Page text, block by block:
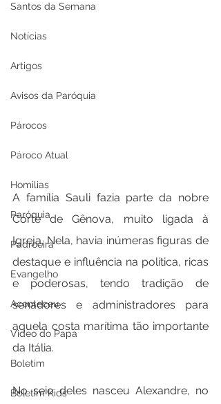
Santos da Semana
Notícias
Artigos
Avisos da Paróquia
Párocos
Pároco Atual
Homilias
Paróquia
Padroeira
Evangelho
Aconteceu
Video do Papa
Boletim
Boletim Kids
A família Sauli fazia parte da nobre
Corte de Gênova, muito ligada à
Igreja. Nela, havia inúmeras figuras de
destaque e influência na política, ricas
e poderosas, tendo tradição de
senadores e administradores para
aquela costa marítima tão importante
da Itália.
No seio deles nasceu Alexandre, no